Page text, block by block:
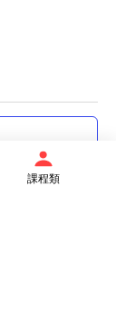
課程類